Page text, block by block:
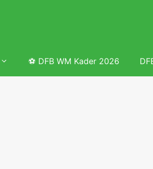
⚽ DFB WM Kader 2026